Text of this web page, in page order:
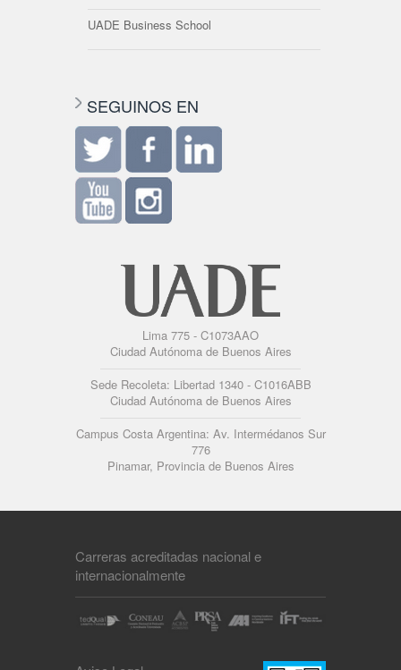
UADE Business School
SEGUINOS EN
Lima 775 - C1073AAO
Ciudad Autónoma de Buenos Aires
Sede Recoleta: Libertad 1340 - C1016ABB
Ciudad Autónoma de Buenos Aires
Campus Costa Argentina: Av. Intermédanos Sur
776
Pinamar, Provincia de Buenos Aires
Carreras acreditadas nacional e
internacionalmente